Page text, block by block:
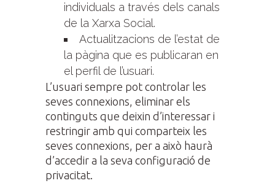
individuals a través dels canals
de la Xarxa Social.
Actualitzacions de l’estat de
la pàgina que es publicaran en
el perfil de l’usuari.
L’usuari sempre pot controlar les
seves connexions, eliminar els
continguts que deixin d’interessar i
restringir amb qui comparteix les
seves connexions, per a això haurà
d’accedir a la seva configuració de
privacitat.